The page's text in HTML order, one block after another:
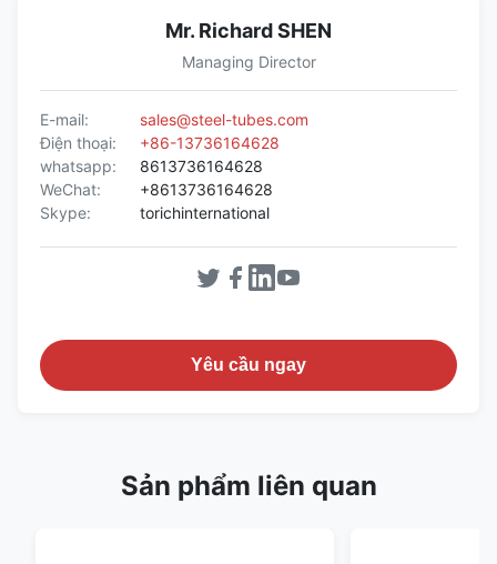
Mr. Richard SHEN
Managing Director
E-mail:
sales@steel-tubes.com
Điện thoại:
+86-13736164628
whatsapp:
8613736164628
WeChat:
+8613736164628
Skype:
torichinternational
Yêu cầu ngay
Sản phẩm liên quan